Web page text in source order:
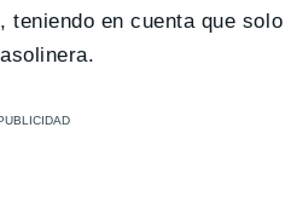
teniendo en cuenta que solo